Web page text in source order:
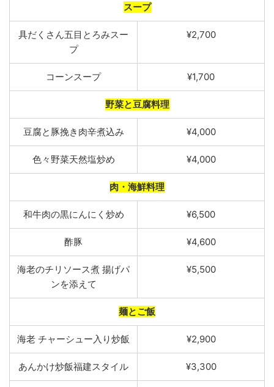
スープ
具だくさん五目とろみスー
プ
¥2,700
コーンスープ ¥1,700
野菜と豆腐料理
豆腐と豚挽き肉辛煮込み ¥4,000
色々野菜天然塩炒め ¥4,000
肉・海鮮料理
和牛肉の黒にんにく 炒め ¥6,500
酢豚 ¥4,600
海老のチリソース煮 揚げパ
ンを添えて
¥5,500
麺とご飯
海老 チャーシュー入り炒飯 ¥2,900
あんかけ炒飯福建スタイル ¥3,300